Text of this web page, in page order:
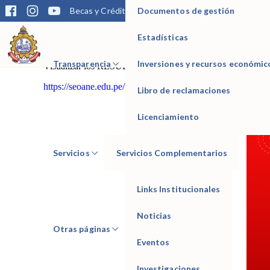
Becas y Créditos Matrícula Trámites Biblioteca
IESTP Manuel Seoane Corrales
Transparencia
Documentos de gestión
Estadísticas
Inversiones y recursos
Libro de reclamaciones
Licenciamiento
Servicios Servicios Complementarios
Otras páginas
Links Institucionales
Noticias
Eventos
Mediante la presente informamos los RESULTADOS
Visualizar TODOS los RESULTADOS de todas las
Visualizar los RESULTADOS por Carrera Profesional:
https://seoane.edu.pe/resultados-del-examen-de-admision/